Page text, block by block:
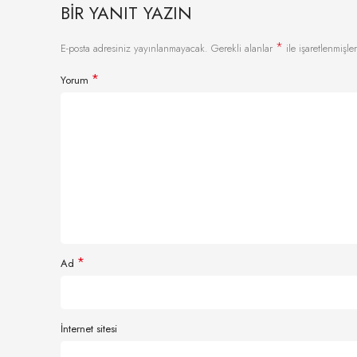
BIR YANIT YAZIN
E-posta adresiniz yayınlanmayacak. Gerekli alanlar * ile
Yorum *
Ad *
İnternet sitesi